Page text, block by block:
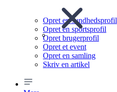
Opret en sundhedsprofil
Opret en sportsprofil
Opret brugerprofil
Opret et event
Opret en samling
Skriv en artikel